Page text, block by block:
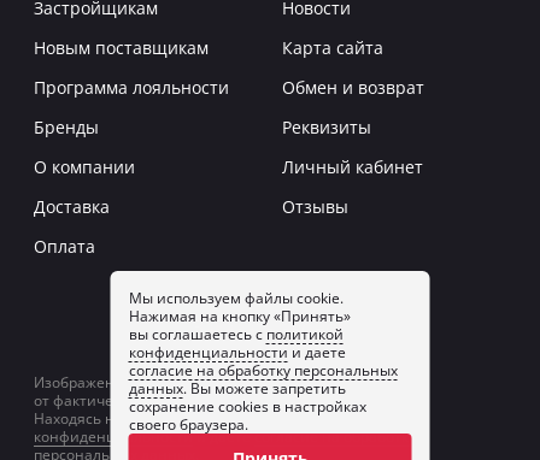
Мы используем файлы cookie.
Нажимая на кнопку «Принять»
вы соглашаетесь с политикой
конфиденциальности и даете
согласие на обработку персональных
данных. Вы можете запретить
сохранение cookies в настройках
своего браузера.
Застройщикам
Новым поставщикам
Программа лояльности
Бренды
О компании
Доставка
Оплата
Новости
Карта сайта
Обмен и возврат
Реквизиты
Личный кабинет
Отзывы
Заказать звонок
Изображение товаров на сайте может отличаться
от фактического изображения.
Находясь на сайте, вы принимаетеполитику
конфиденциальностии даетесогласие на обработку
персональных данных